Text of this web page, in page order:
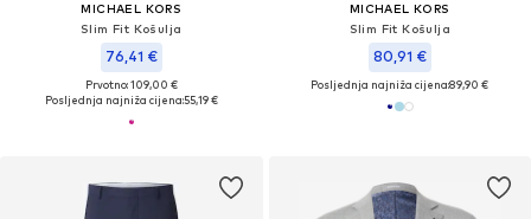
MICHAEL KORS
Slim Fit Košulja
76,41 €
Prvotno: 109,00 €
Posljednja najniža cijena:55,19 €
MICHAEL KORS
Slim Fit Košulja
80,91 €
Posljednja najniža cijena:89,90 €